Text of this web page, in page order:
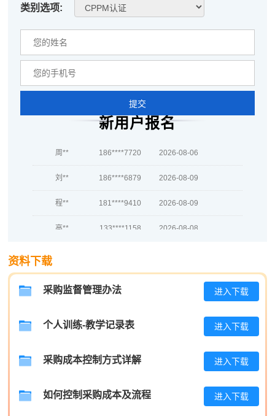
类别选项:
提交
新用户报名
186****8177 2026-08-07
肖**
吴**
赵* 189****3611 2026-08-06
刘* 137****1522 2026-08-06
刘** 186****6879 2026-08-09
程** 181****9410 2026-08-09
高** 133****1158 2026-08-08
王** 189****8512
张** 137****7140
孔** 189****5956
资料下载
采购监督管理办法 进入下载
个人训练-教学记录表 进入下载
采购成本控制方式详解 进入下载
如何控制采购成本及流程 进入下载